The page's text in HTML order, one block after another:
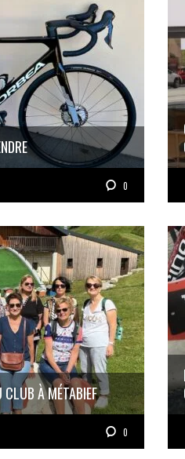
0
CLUB À MÉTABIEF
0